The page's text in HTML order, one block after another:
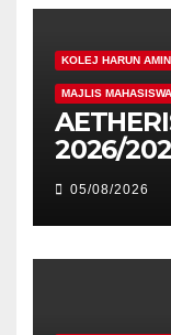
KOLEJ HARUN
MAJLIS
2026/
05/08/2026